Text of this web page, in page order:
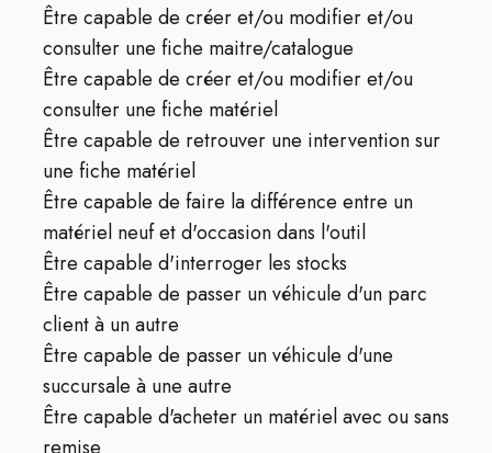
Être capable de créer et/ou modifier et/ou
consulter une fiche maitre/catalogue
Être capable de créer et/ou modifier et/ou
consulter une fiche matériel
Être capable de retrouver une intervention sur
une fiche matériel
Être capable de faire la différence entre un
matériel neuf et d'occasion dans l'outil
Être capable d'interroger les stocks
Être capable de passer un véhicule d'un parc
client à un autre
Être capable de passer un véhicule d'une
succursale à une autre
Être capable d'acheter un matériel avec ou sans